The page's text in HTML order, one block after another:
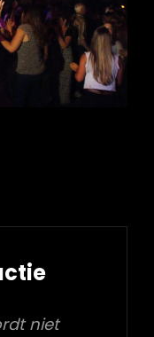
niet